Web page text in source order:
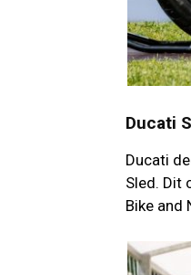
Ducati
Ducati
Sled. Dit
Bike and